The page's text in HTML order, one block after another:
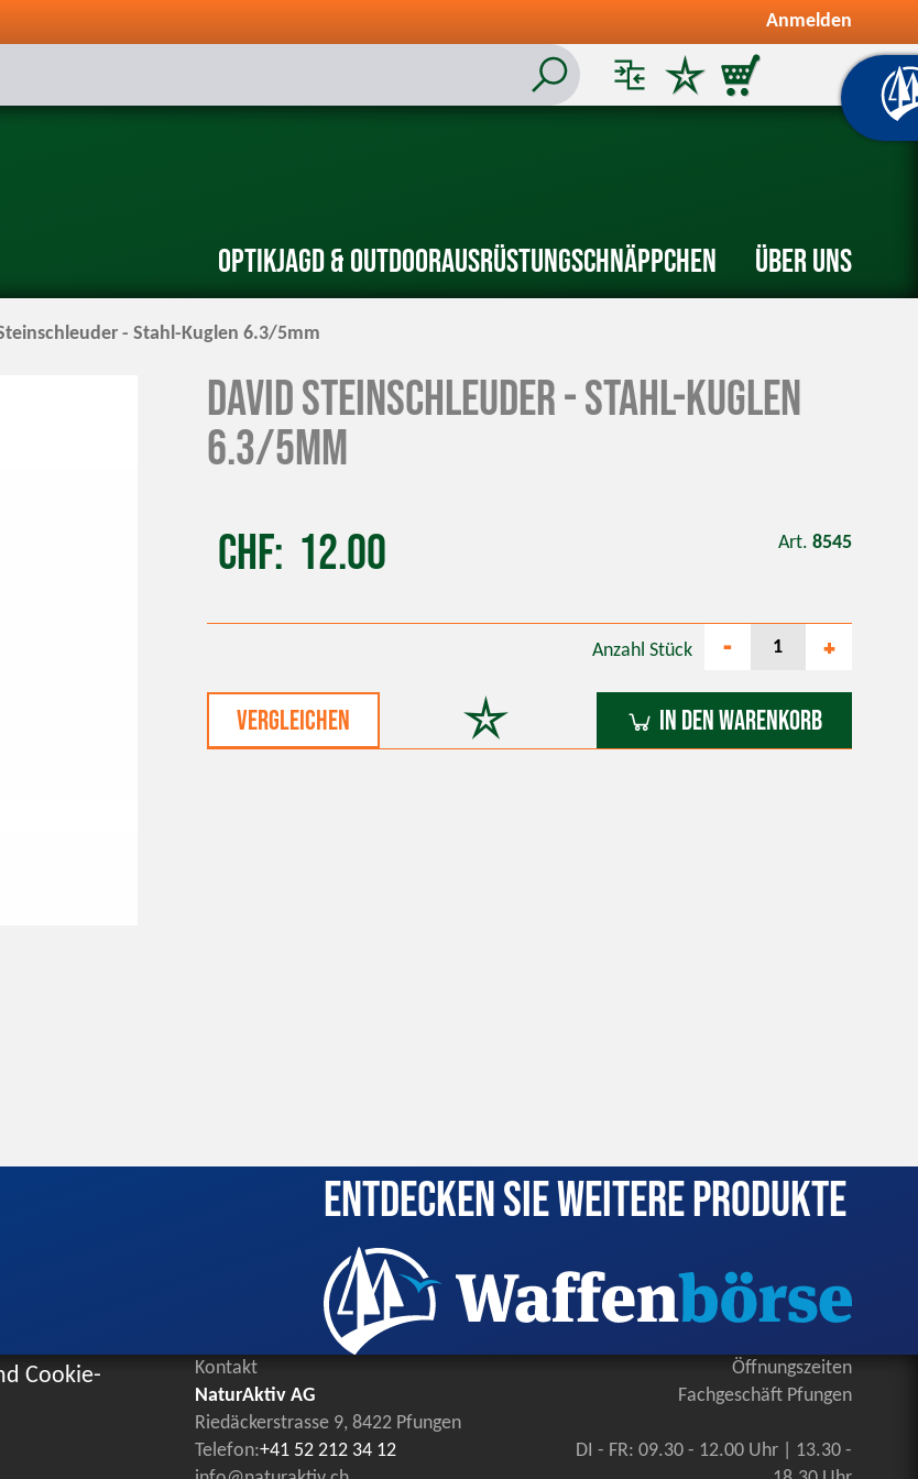
Anmelden
OptikJagd & OutdoorAusrüstungSchnäppchen Über uns
- Stahl-Kuglen 6.3/5mm
DAVID Steinschleuder - Stahl-Kuglen
6.3/5mm
CHF 12.00 Art. 8545
vergleichen
Anzahl Stück - +
In den Warenkorb
Entdecken Sie weitere Produkte
Cookie-
Kontakt
NaturAktiv AG
Riedäckerstrasse 9, 8422 Pfungen
Telefon:+41 52 212 34 12
Öffnungszeiten
Fachgeschäft Pfungen
DI - FR: 09.30 - 12.00 Uhr | 13.30 -